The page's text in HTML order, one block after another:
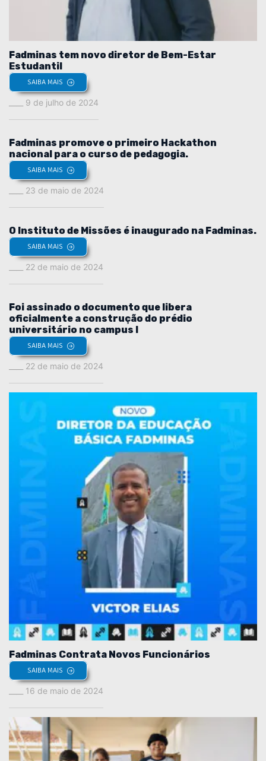
Fadminas tem novo diretor de Bem-Estar
Estudantil
SAIBA MAIS
9 de julho de 2024
Fadminas promove o primeiro Hackathon
nacional para o curso de pedagogia.
SAIBA MAIS
23 de maio de 2024
O Instituto de Missões é inaugurado na Fadminas.
SAIBA MAIS
22 de maio de 2024
Foi assinado o documento que libera
oficialmente a construção do prédio
universitário no campus I
SAIBA MAIS
22 de maio de 2024
Fadminas Contrata Novos Funcionários
SAIBA MAIS
16 de maio de 2024